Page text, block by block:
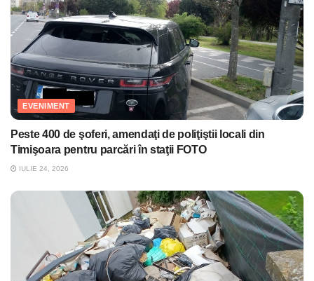
EVENIMENT
Peste 400 de şoferi, amendaţi de poliţiştii locali din
Timişoara pentru parcări în staţii FOTO
IULIE 24, 2026